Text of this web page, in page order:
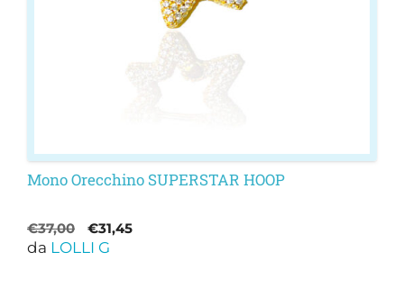
Mono Orecchino SUPERSTAR HOOP
€37,00
Il
prezzo
€31,45Il
da LOLLI G